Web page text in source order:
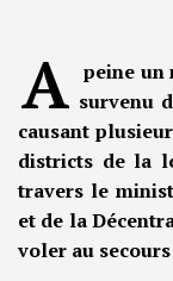
A peine un
survenu
causant
districts de la
travers le
et de la
voler au